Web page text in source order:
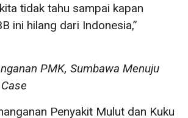
tidak tahu sampai kapan
ini hilang dari Indonesia,”
PMK, Sumbawa Menuju
Penyakit Mulut dan Kuku